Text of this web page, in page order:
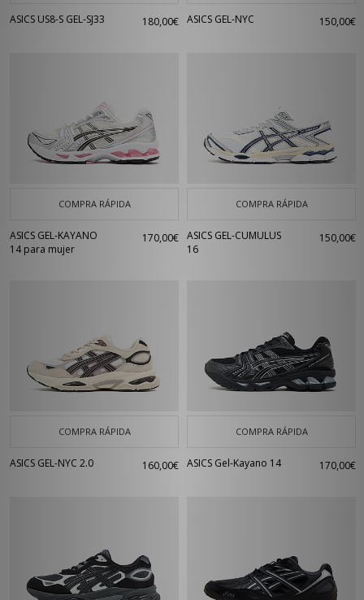
ASICS US8-S GEL-SJ33 180,00€ ASICS GEL-NYC 150,00€
COMPRA RÁPIDA
ASICS GEL-KAYANO
14 para mujer
170,00€
COMPRA RÁPIDA
ASICS GEL-CUMULUS
16
150,00€
COMPRA RÁPIDA
ASICS GEL-NYC 2.0 160,00€
COMPRA RÁPIDA
ASICS Gel-Kayano 14 170,00€